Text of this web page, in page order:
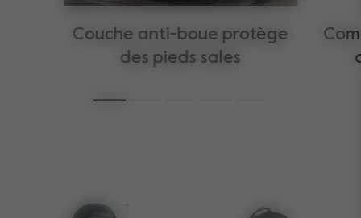
Couche anti-boue protège
des pieds sales